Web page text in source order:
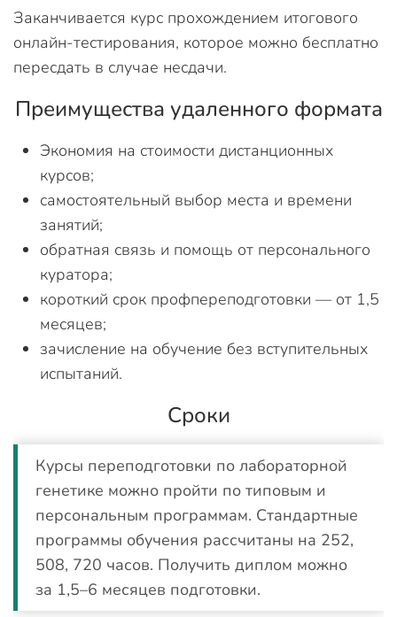
Заканчивается курс прохождением итогового
онлайн-тестирования, которое можно бесплатно
пересдать в случае несдачи.
Преимущества удаленного формата
Экономия на стоимости дистанционных
курсов;
самостоятельный выбор места и времени
занятий;
обратная связь и помощь от персонального
куратора;
короткий срок профпереподготовки — от 1,5
месяцев;
зачисление на обучение без вступительных
испытаний.
Сроки
Курсы переподготовки по лабораторной
генетике можно пройти по типовым и
персональным программам. Стандартные
программы обучения рассчитаны на 252,
508, 720 часов. Получить диплом можно
за 1,5–6 месяцев подготовки.